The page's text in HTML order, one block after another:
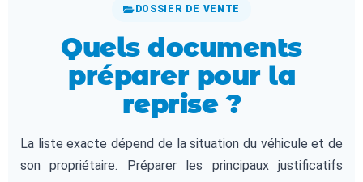
DOSSIER DE VENTE
Quels documents
préparer pour la
reprise ?
La liste exacte dépend de la situation du véhicule et de
son propriétaire. Préparer les principaux justificatifs